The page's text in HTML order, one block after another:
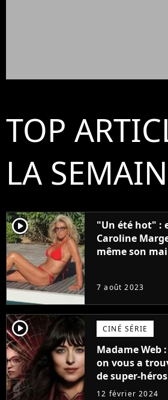
TOP
LA
player2
"Un été hot" :
Caroline
même son
7 août 2023
player2 CINÉ SÉRIE
Madame Web
on vous a
de super-
12 février 2024